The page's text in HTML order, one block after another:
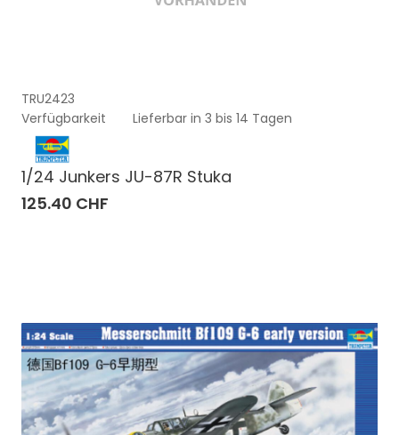
TRU2423
Verfügbarkeit
Lieferbar in 3 bis 14 Tagen
1/24 Junkers JU-87R Stuka
125.40 CHF